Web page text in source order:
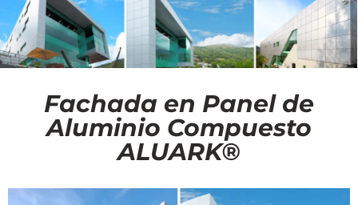
Fachada en Panel de
Aluminio Compuesto
ALUARK®